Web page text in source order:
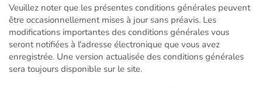
Veuillez noter que les présentes conditions générales peuvent
être occasionnellement mises à jour sans préavis. Les
modifications importantes des conditions générales vous
seront notifiées à l'adresse électronique que vous avez
enregistrée. Une version actualisée des conditions générales
sera toujours disponible sur le site.